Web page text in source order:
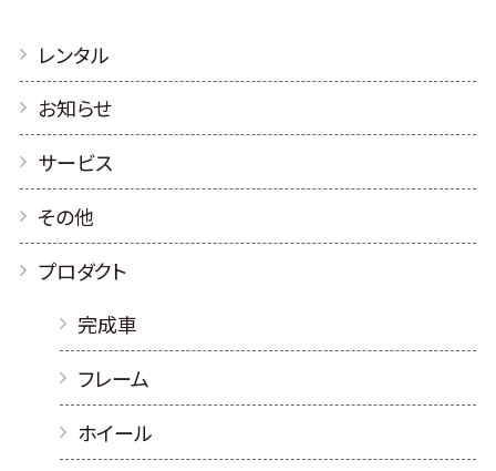
レンタル
お知らせ
サービス
その他
プロダクト
完成車
フレーム
ホイール